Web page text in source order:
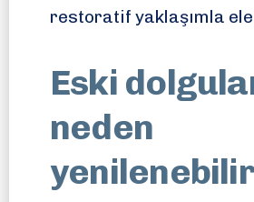
restoratif yaklaşımla ele
Eski
neden